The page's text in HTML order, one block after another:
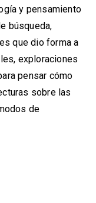
y pensamiento
búsqueda,
que dio forma a
exploraciones
pensar cómo
sobre las
de